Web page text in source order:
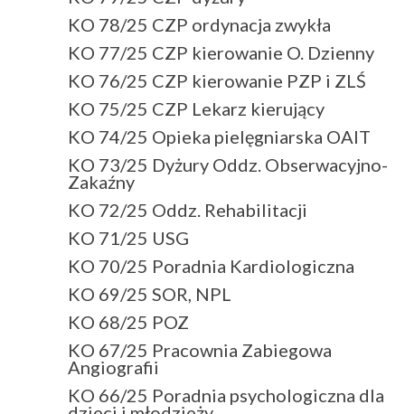
KO 78/25 CZP ordynacja zwykła
KO 77/25 CZP kierowanie O. Dzienny
KO 76/25 CZP kierowanie PZP i ZLŚ
KO 75/25 CZP Lekarz kierujący
KO 74/25 Opieka pielęgniarska OAIT
KO 73/25 Dyżury Oddz. Obserwacyjno-
Zakaźny
KO 72/25 Oddz. Rehabilitacji
KO 71/25 USG
KO 70/25 Poradnia Kardiologiczna
KO 69/25 SOR, NPL
KO 68/25 POZ
KO 67/25 Pracownia Zabiegowa
Angiografii
KO 66/25 Poradnia psychologiczna dla